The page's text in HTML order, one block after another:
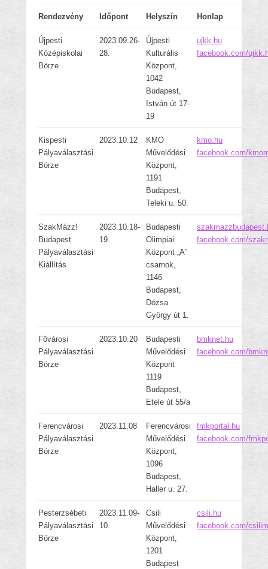
Rendezvény Időpont Helyszín Honlap
Újpesti
Középiskolai
Börze
2023.09.26-
28.
Újpesti
Kulturális
Központ,
1042
Budapest,
István út 17-
19
ujkk.hu
facebook.com/
Kispesti
Pályaválasztási
Börze
2023.10.12
KMO
Művelődési
Központ,
1191
Budapest,
Teleki u. 50.
kmo.hu
facebook.com/
SzakMázz!
Budapest
Pályaválasztási
Kiállítás
2023.10.18-
19.
Budapesti
Olimpiai
Központ „A”
csarnok,
1146
Budapest,
Dózsa
György út 1.
facebook.com/
Fővárosi
Pályaválasztási
Börze
2023.10.20
Budapesti
Művelődési
Központ
1119
Budapest,
Etele út 55/a
bmknet.hu
facebook.com/
Ferencvárosi
Pályaválasztási
Börze
2023.11.08
Ferencvárosi
Művelődési
Központ,
1096
Budapest,
Haller u. 27.
fmkportal.hu
facebook.com/
Pesterzsébeti
Pályaválasztási
Börze
2023.11.09-
10.
Csili
Művelődési
Központ,
1201
Budapest
csili.hu
facebook.com/